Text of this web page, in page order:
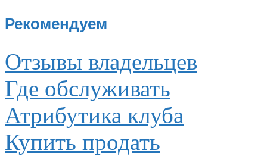
Рекомендуем
Отзывы владельцев
Где обслуживать
Атрибутика клуба
Купить продать